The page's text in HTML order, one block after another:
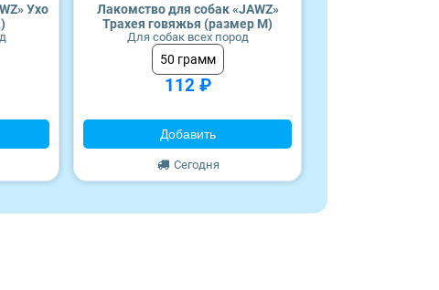
Ухо
Лакомство для собак «JAWZ»
Трахея говяжья (размер M)
Для собак всех пород
50 грамм
112 ₽
Добавить
Сегодня